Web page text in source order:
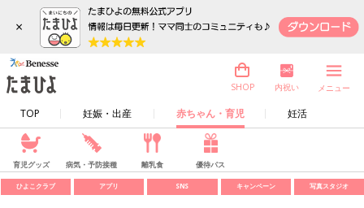
×
TOP 妊娠・出産 赤ちゃん・育児 妊活
SHOP 内祝い メニュー
育児グッズ 病気・予防接種 離乳食 優待パス
ひよこクラブ アプリ SNS キャンペーン 写真スタジオ